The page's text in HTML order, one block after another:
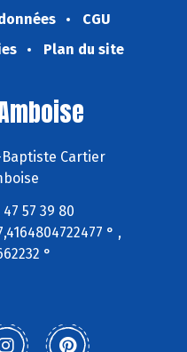
CGU
Plan du site
Cartier
47 57 39 80
° ,
°